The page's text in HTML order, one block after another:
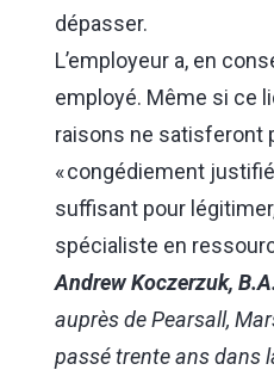
dépasser.
L’employeur a, en
employé. Même si ce
raisons ne satisferont
« congédiement
suffisant pour
spécialiste en
Andrew Koczerzuk,
auprès de Pearsall,
passé trente ans dans